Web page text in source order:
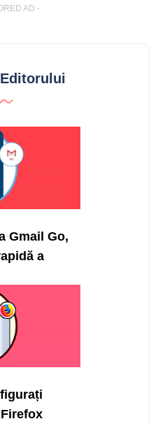
AD -
Gmail Go,
a